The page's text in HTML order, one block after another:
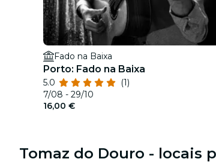
Fado na Baixa
Porto: Fado na Baixa
5.0
(1)
7/08 - 29/10
16,00 €
Tomaz do Douro - locais